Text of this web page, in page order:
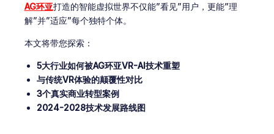
AG环亚打造的智能虚拟世界不仅能”看见”用户，更能”理
解”并”适应”每个独特个体。
本文将带您探索：
5大行业如何被AG环亚VR-AI技术重塑
与传统VR体验的颠覆性对比
3个真实商业转型案例
2024-2028技术发展路线图